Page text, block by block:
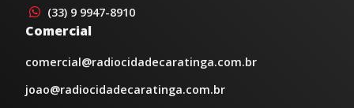
(33) 9 9947-8910
Comercial
comercial@radiocidadecaratinga.com.br
joao@radiocidadecaratinga.com.br